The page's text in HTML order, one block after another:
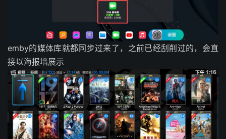
emby的媒体库就都同步过来了，之前已经刮削过的，会直
接以海报墙展示